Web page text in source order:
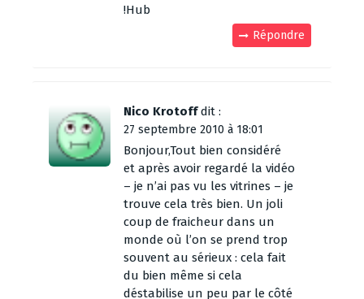
!Hub
Répondre
Nico Krotoff dit :
27 septembre 2010 à 18:01
Bonjour,Tout bien considéré
et après avoir regardé la vidéo
– je n’ai pas vu les vitrines – je
trouve cela très bien. Un joli
coup de fraicheur dans un
monde où l’on se prend trop
souvent au sérieux : cela fait
du bien même si cela
déstabilise un peu par le côté